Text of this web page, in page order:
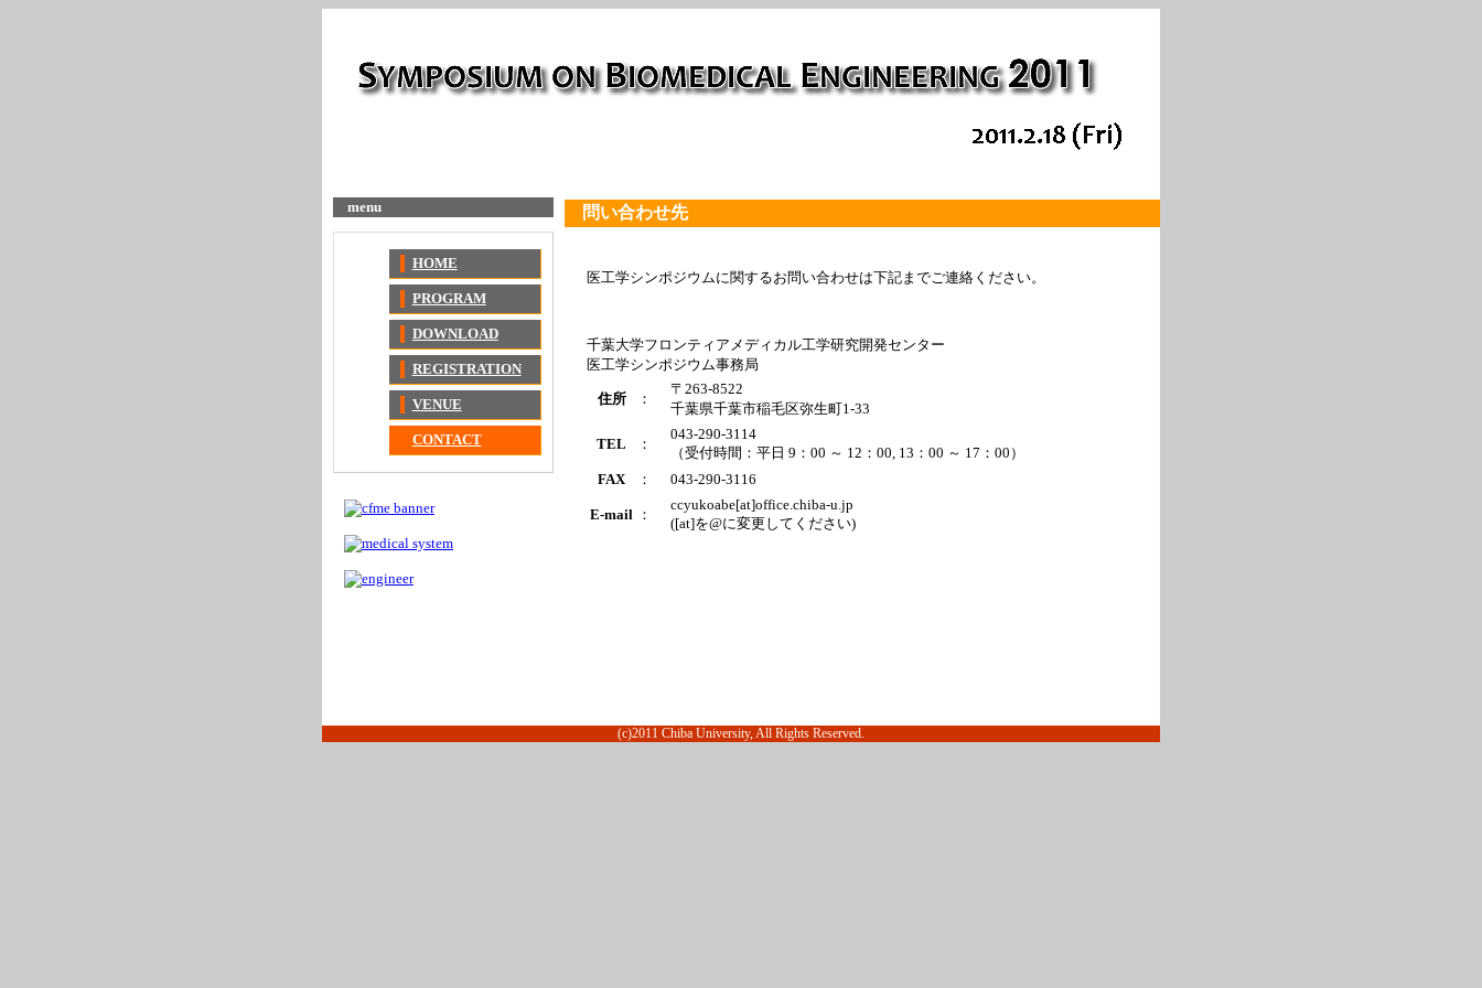
問い合わせ先
医工学シンポジウムに関するお問い合わせは下記までご連絡ください。
千葉大学フロンティアメディカル工学研究開発センター
医工学シンポジウム事務局
住所 ：
〒263-8522
千葉県千葉市稲毛区弥生町1-33
TEL ：
043-290-3114
（受付時間：平日 9：00 ～ 12：00, 13：00 ～ 17：00）
FAX
： 043-290-3116
E-mail ：
ccyukoabe[at]office.chiba-u.jp
([at]を@に変更してください)
menu
HOME
PROGRAM
DOWNLOAD
REGISTRATION
VENUE
CONTACT
(c)2011 Chiba University, All Rights Reserved.